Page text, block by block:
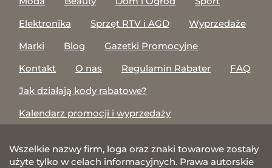
Elektronika
Sprzęt RTV i AGD
Wyprzedaże
Marki
Blog
Gazetki Promocyjne
Kontakt
O nas Regulamin Rabater
FAQ
Jak działają kody rabatowe?
Kalendarz promocji i wyprzedaży
Wszelkie nazwy firm, loga oraz znaki towarowe zostały
użyte tylko w celach informacyjnych. Prawa autorskie